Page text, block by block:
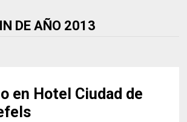
DE AÑO 2013
en Hotel Ciudad de